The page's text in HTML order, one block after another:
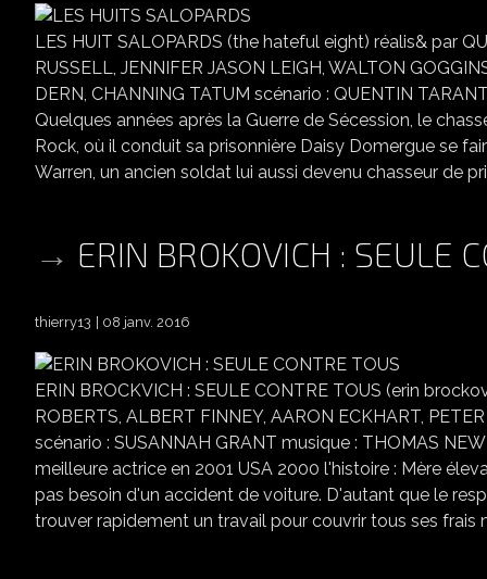
LES HUIT SALOPARDS (the hateful eight) réalis& par
RUSSELL, JENNIFER JASON LEIGH, WALTON
DERN, CHANNING TATUM scénario : QUENTIN
Quelques années après la Guerre de Sécession, le
Rock, où il conduit sa prisonnière Daisy Domergue se
Warren, un ancien soldat lui aussi devenu chasseur de
ERIN BROKOVICH : SEULE
thierry13 08 janv. 2016
ERIN BROCKVICH : SEULE CONTRE TOUS (erin
ROBERTS, ALBERT FINNEY, AARON ECKHART,
scénario : SUSANNAH GRANT musique : THOMAS
meilleure actrice en 2001 USA 2000 l'histoire : Mère
pas besoin d'un accident de voiture. D'autant que le
trouver rapidement un travail pour couvrir tous ses frais